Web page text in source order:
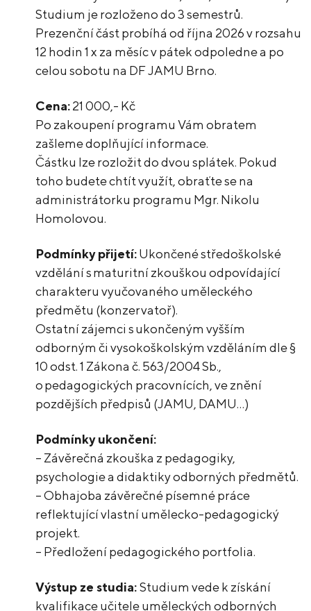
Studium je rozloženo do 3 semestrů.
Prezenční část probíhá od října 2026 v rozsahu
12 hodin 1 x za měsíc v pátek odpoledne a po
celou sobotu na DF JAMU Brno.
Cena:21 000,- Kč
Po zakoupení programu Vám obratem
zašleme doplňující informace.
Částku lze rozložit do dvou splátek. Pokud
toho budete chtít využít, obraťte se na
administrátorku programu Mgr. Nikolu
Homolovou.
Podmínky přijetí:Ukončené středoškolské
vzdělání s maturitní zkouškou odpovídající
charakteru vyučovaného uměleckého
předmětu (konzervatoř).
Ostatní zájemci s ukončeným vyšším
odborným či vysokoškolským vzděláním dle §
10 odst. 1 Zákona č. 563/2004 Sb.,
o pedagogických pracovnících, ve znění
pozdějších předpisů (JAMU, DAMU…)
Podmínky ukončení:
– Závěrečná zkouška z pedagogiky,
psychologie a didaktiky odborných předmětů.
– Obhajoba závěrečné písemné práce
reflektující vlastní umělecko-pedagogický
projekt.
– Předložení pedagogického portfolia.
Výstup ze studia:Studium vede k získání
kvalifikace učitele uměleckých odborných